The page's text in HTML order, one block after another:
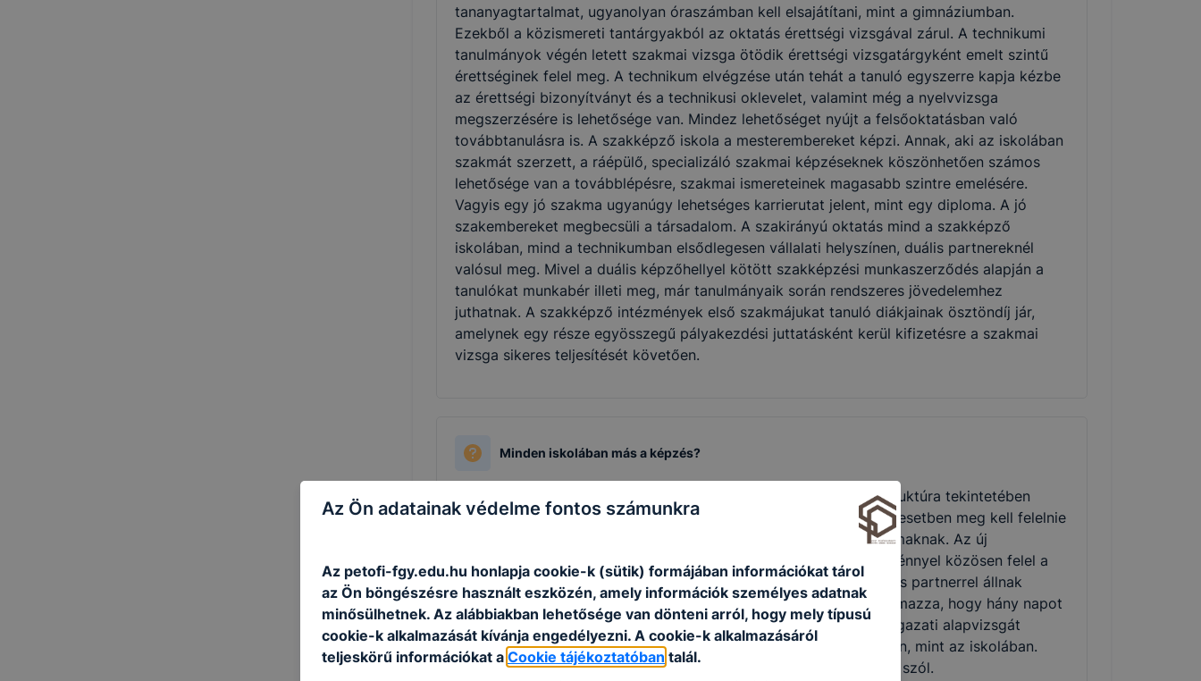
tananyagtartalmat, ugyanolyan óraszámban kell elsajátítani, mint a gimnáziumban.
Ezekből a közismereti tantárgyakból az oktatás érettségi vizsgával zárul. A technikumi
tanulmányok végén letett szakmai vizsga ötödik érettségi vizsgatárgyként emelt szintű
érettséginek felel meg. A technikum elvégzése után tehát a tanuló egyszerre kapja kézbe
az érettségi bizonyítványt és a technikusi oklevelet, valamint még a nyelvvizsga
megszerzésére is lehetősége van. Mindez lehetőséget nyújt a felsőoktatásban való
továbbtanulásra is. A szakképző iskola a mesterembereket képzi. Annak, aki az iskolában
szakmát szerzett, a ráépülő, specializáló szakmai képzéseknek köszönhetően számos
lehetősége van a továbblépésre, szakmai ismereteinek magasabb szintre emelésére.
Vagyis egy jó szakma ugyanúgy lehetséges karrierutat jelent, mint egy diploma. A jó
szakembereket megbecsüli a társadalom. A szakirányú oktatás mind a szakképző
iskolában, mind a technikumban elsődlegesen vállalati helyszínen, duális partnereknél
valósul meg. Mivel a duális képzőhellyel kötött szakképzési munkaszerződés alapján a
tanulókat munkabér illeti meg, már tanulmányaik során rendszeres jövedelemhez
juthatnak. A szakképző intézmények első szakmájukat tanuló diákjainak ösztöndíj jár,
amelynek egy része egyösszegű pályakezdési juttatásként kerül kifizetésre a szakmai
vizsga sikeres teljesítését követően.
Minden iskolában más a képzés?
Az egyes iskolai, helyi szakmai programok az óraszámok és a struktúra tekintetében
némileg eltérhetnek egymástól, de a szakmai oktatásnak minden esetben meg kell felelnie
a Képzési és Kimeneteli Követelményekben meghatározott tartalmaknak. Az új
szakképzési rendszerben a duális képzőhely a szakképző intézménnyel közösen felel a
szakmai vizsgára való felkészítésért. Az iskolák más és más duális partnerrel állnak
kapcsolatban. Az iskola és a partner közötti megállapodás tartalmazza, hogy hány napot
van a tanuló az iskolában és hány napot a duális partnernél. Az ágazati alapvizsgát
követően a tanulók akár több időt tölthetnek a duális képzőhelyen, mint az iskolában.
Technikumban az ötödik évfolyam már szinte csak a gyakorlatról szól.
Az Ön adatainak védelme fontos számunkra
Az petofi-fgy.edu.hu honlapja cookie-k (sütik) formájában információkat tárol
az Ön böngészésre használt eszközén, amely információk személyes adatnak
minősülhetnek. Az alábbiakban lehetősége van dönteni arról, hogy mely típusú
cookie-k alkalmazását kívánja engedélyezni. A cookie-k alkalmazásáról
teljeskörű információkat a Cookie tájékoztatóban talál.